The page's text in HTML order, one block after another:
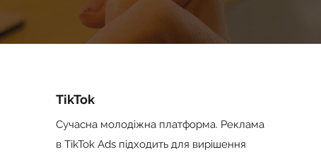
TikTok
Сучасна молодіжна платформа. Реклама
в TikTok Ads підходить для вирішення